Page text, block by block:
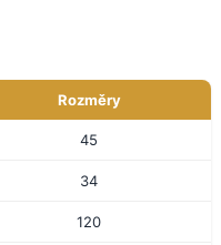
Rozměry
45
34
120